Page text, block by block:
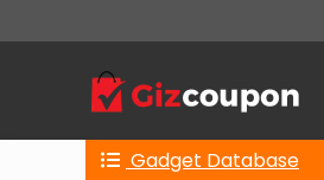
Gadget Database